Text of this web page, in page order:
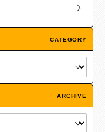
CATEGORY
ARCHIVE